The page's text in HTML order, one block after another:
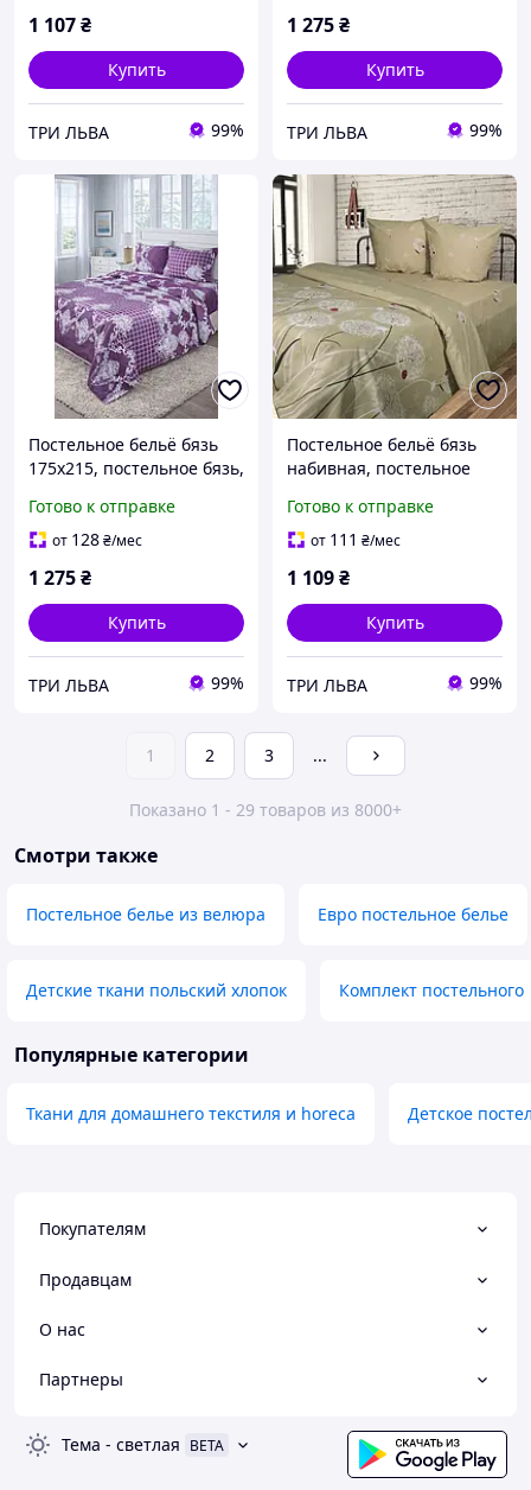
1 107₴
Купить
ТРИ ЛЬВА 99%
1 275₴
Купить
ТРИ ЛЬВА 99%
Постельное бельё бязь
175х215, постельное бязь,
натурального хлопка
Готово к отправке
от 128₴/мес
1 275₴
Купить
ТРИ ЛЬВА 99%
Постельное бельё бязь
набивная, постельное
из натурального хлопка
Готово к отправке
от 111 ₴/мес
1 109₴
Купить
ТРИ ЛЬВА 99%
1 2 3 ...
Показано 1 - 29 товаров из 8000+
Смотри также
Постельное белье из велюра Евро постельное белье
Детские ткани польский хлопок Комплект постельного
Популярные категории
Ткани для домашнего текстиля и horeca Детское
Покупателям
Продавцам
О нас
Партнеры
Тема - светлая BETA